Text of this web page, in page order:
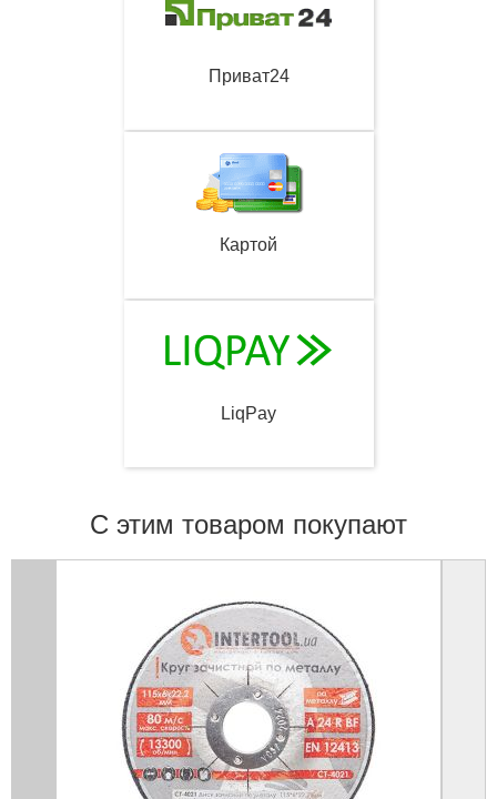
Приват24
Картой
LiqPay
С этим товаром покупают